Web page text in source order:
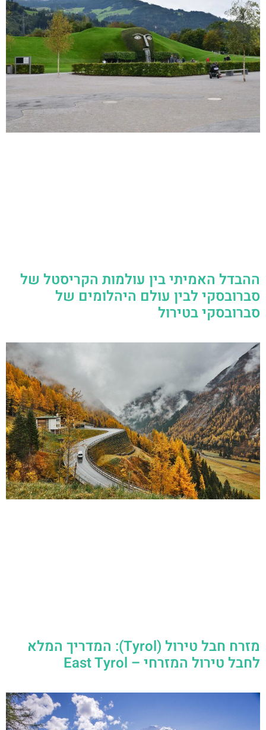
ההבדל האמיתי בין עולמות הקריסטל של
סברובסקי לבין עולם היהלומים של
סברובסקי בטירול
מזרח חבל טירול (Tyrol): המדריך המלא
לחבל טירול המזרחי – East Tyrol